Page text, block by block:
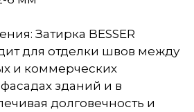
Затирка BESSER
для отделки швов между
и коммерческих
зданий и в
долговечность и